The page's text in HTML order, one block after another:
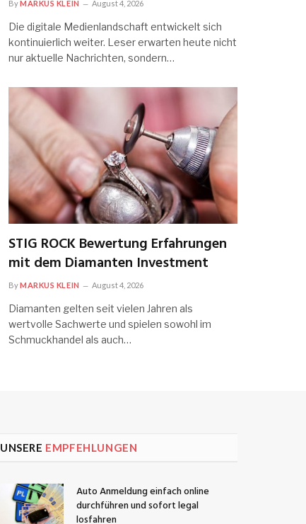
ByMARKUS KLEIN August 4, 2026
Die digitale Medienlandschaft entwickelt sich
kontinuierlich weiter. Leser erwarten heute nicht
nur aktuelle Nachrichten, sondern…
STIG ROCK Bewertung Erfahrungen
mit dem Diamanten Investment
ByMARKUS KLEIN August 4, 2026
Diamanten gelten seit vielen Jahren als
wertvolle Sachwerte und spielen sowohl im
Schmuckhandel als auch…
UNSERE EMPFEHLUNGEN
Auto Anmeldung einfach online
durchführen und sofort legal
losfahren